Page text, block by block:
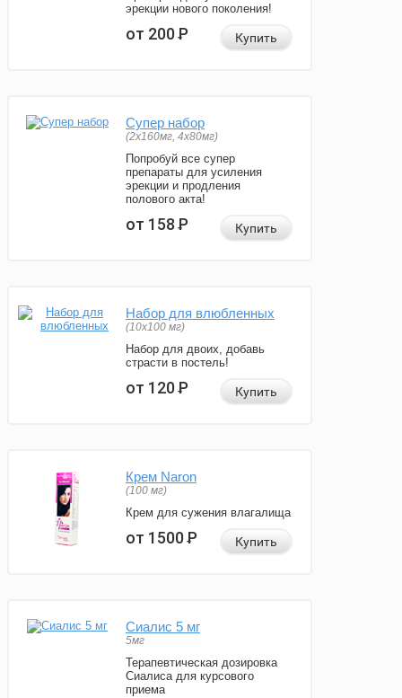
эрекции нового поколения!
от 200Р Купить
Супер набор
(2х160мг, 4х80мг)
Попробуй все супер
препараты для усиления
эрекции и продления
полового акта!
от 158Р Купить
Набор для влюбленных
(10х100 мг)
Набор для двоих, добавь
страсти в постель!
от 120Р Купить
Крем Naron
(100 мг)
Крем для сужения влагалища
от 1500Р Купить
Сиалис 5 мг
5мг
Терапевтическая дозировка
Сиалиса для курсового
приема